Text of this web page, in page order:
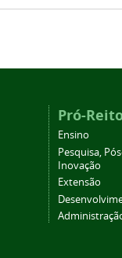
Pró-
Ensino
Pesquisa,
Inovação
Extensão